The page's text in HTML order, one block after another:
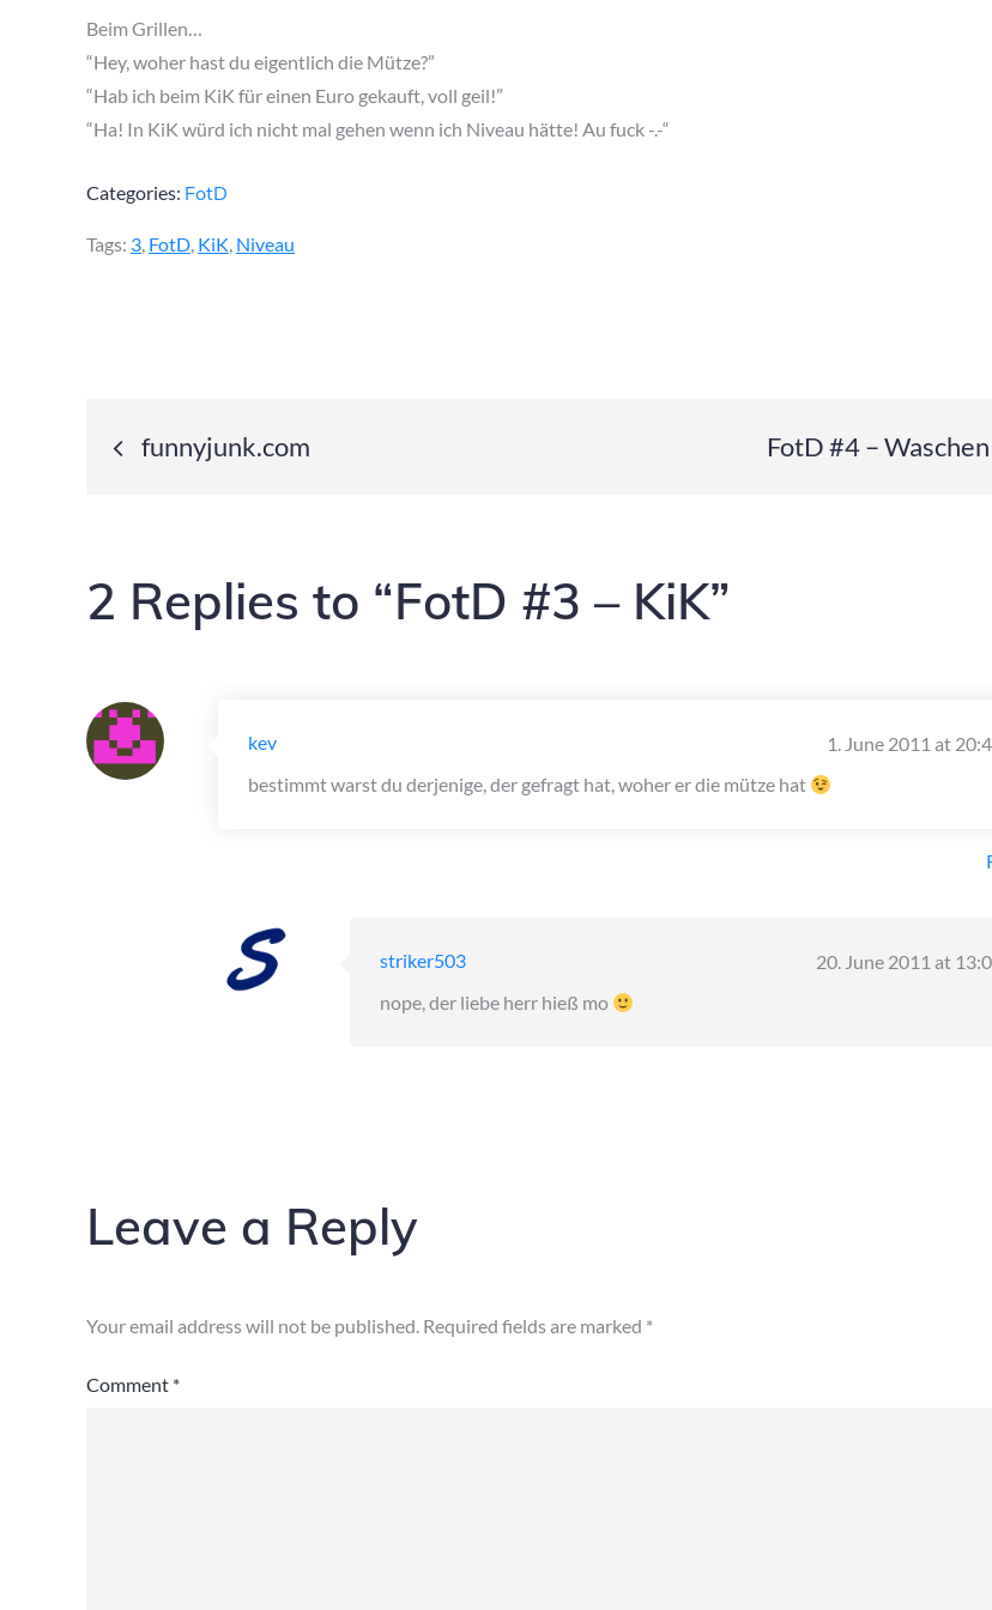
Beim Grillen…
“Hey, woher hast du eigentlich die Mütze?”
“Hab ich beim KiK für einen Euro gekauft, voll geil!”
“Ha! In KiK würd ich nicht mal gehen wenn ich Niveau hätte! Au fuck -.-“
Categories: FotD
Tags: 3, FotD, KiK, Niveau
Post
funnyjunk.com FotD #4 – Waschen
2 Replies to “FotD #3 – KiK”
kev
1. June 2011 at
bestimmt warst du derjenige, der gefragt hat, woher er die mütze hat
striker503
20. June 2011 at
nope, der liebe herr hieß mo
Leave a Reply
Your email address will not be published. Required fields are marked *
Comment *